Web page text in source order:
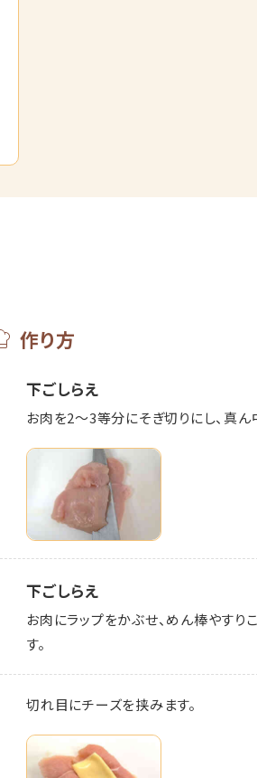
作り方
下ごしらえ
お肉を2～3等分にそぎ切りにし、真
下ごしらえ
お肉にラップをかぶせ、めん棒やすり
す。
切れ目にチーズを挟みます。